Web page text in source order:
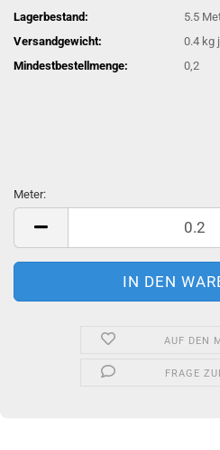
Lagerbestand: 5.5
Versandgewicht:
0.4 kg
Mindestbestellmenge:
0,2
Meter:
Meter
AUF DEN
FRAGE